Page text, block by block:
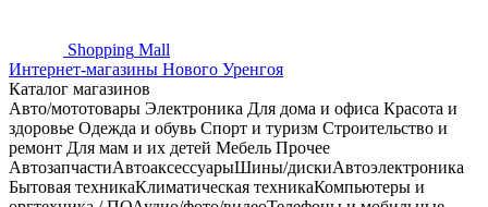
Shopping Mall
Интернет-магазины Нового Уренгоя
Каталог магазинов
Авто/мототовары Электроника Для дома и офиса Красота и
здоровье Одежда и обувь Спорт и туризм Строительство и
ремонт Для мам и их детей Мебель Прочее
АвтозапчастиАвтоаксессуарыШины/дискиАвтоэлектроника
Бытовая техникаКлиматическая техникаКомпьютеры и